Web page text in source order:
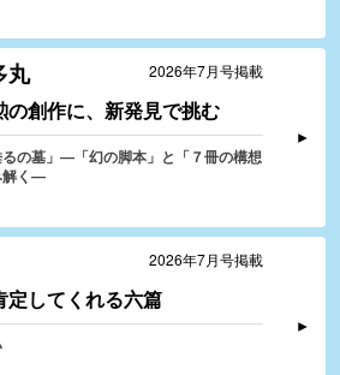
2026年7月号掲載
丸
の創作に、新発見で挑む
の墓」―「幻の脚本」と「７冊の構想
解く―
2026年7月号掲載
定してくれる六篇